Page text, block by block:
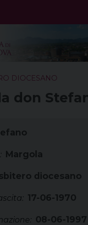
DIOCESANO
don
Margola
diocesano
17-06-1970
08-06-1997